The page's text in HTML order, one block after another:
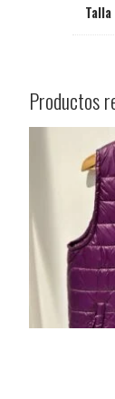
Talla
Productos